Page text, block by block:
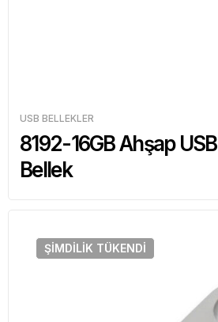
USB BELLEKLER
8192-16GB Ahşap USB
Bellek
ŞIMDILIK TÜKENDI